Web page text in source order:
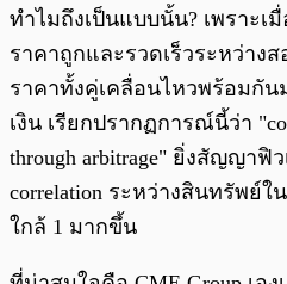
ทำไมถึงเป็นแบบนั้น? เพราะเ
ราคาถูกและรวดเร็วระหว่าง
ราคาทั้งคู่เคลื่อนไหวพร้อมกัน
เงิน เรียกปรากฏการณ์นี้ว่า
through arbitrage" ยิ่งสัญญาฟิ
correlation ระหว่างสินทรัพย์ใ
ใกล้ 1 มากขึ้น